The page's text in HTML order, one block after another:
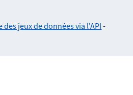
des jeux de données via l'API -